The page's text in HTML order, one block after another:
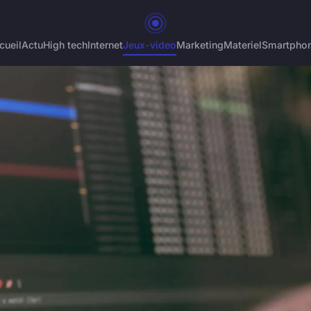
ActuHigh techInternetJeux-videoMarketingMateriel